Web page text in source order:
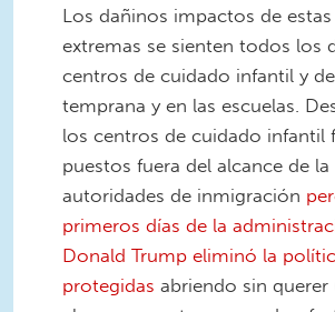
Los dañinos impactos de
extremas se sienten todos los
centros de cuidado infantil y
temprana y en las escuelas.
los centros de cuidado infantil
puestos fuera del alcance de la
autoridades de inmigración
primeros días de la
Donald Trump eliminó la
protegidas abriendo sin querer